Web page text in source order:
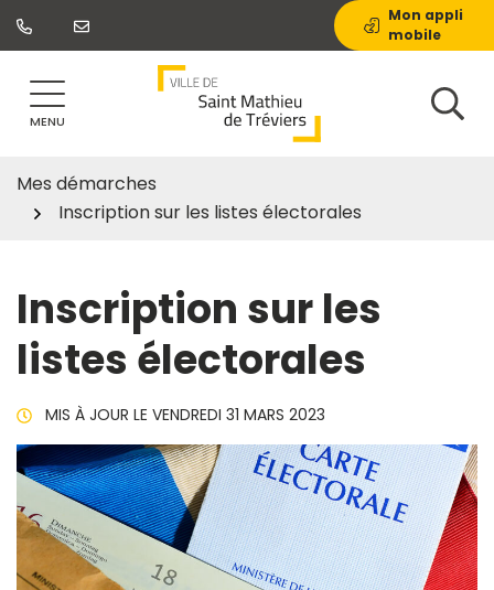
Aller
Mon appli
mobile
MENU
Mes démarches
Inscription sur les listes électorales
Inscription sur les
listes électorales
MIS À JOUR LE VENDREDI 31 MARS 2023